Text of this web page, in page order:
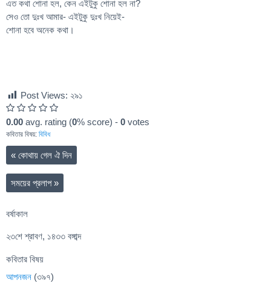
এত কথা শোনা হল, কেন এইটুকু শোনা হল না?
সেও তো দুঃখ আমার- এইটুকু দুঃখ নিয়েই-
শোনা হবে অনেক কথা।
Post Views: ২৯১
0.00 avg. rating (0% score) - 0 votes
কবিতার বিষয়: বিবিধ
« কোথায় গেল ঐ দিন
সময়ের প্রলাপ»
বর্ষাকাল
২৩শে শ্রাবণ, ১৪৩৩ বঙ্গাব্দ
কবিতার বিষয়
আপনজন (৩৯৭)